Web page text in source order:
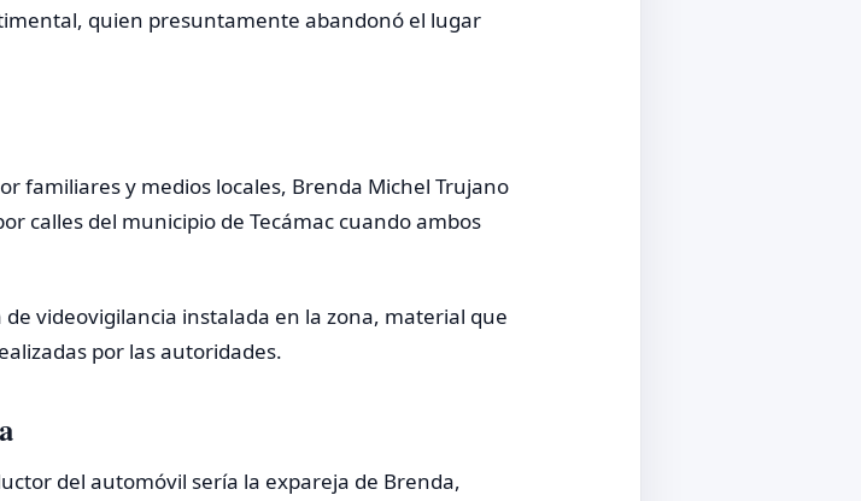
quien presuntamente abandonó el lugar
familiares y medios locales, Brenda Michel Trujano
calles del municipio de Tecámac cuando ambos
videovigilancia instalada en la zona, material que
por las autoridades.
del automóvil sería la expareja de Brenda,